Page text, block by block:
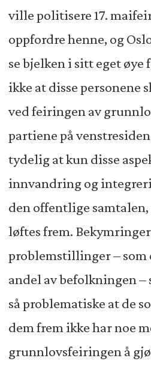
ville politisere 17.
oppfordre henne, og
se bjelken i sitt eget øye
ikke at disse personene
ved feiringen av
partiene på
tydelig at kun disse
innvandring og
den offentlige
løftes frem.
problemstillinger – som
andel av befolkningen –
så problematiske at de
dem frem ikke har noe
grunnlovsfeiringen å